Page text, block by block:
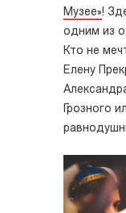
Музее»!
одним из
Кто не
Елену
Грозного